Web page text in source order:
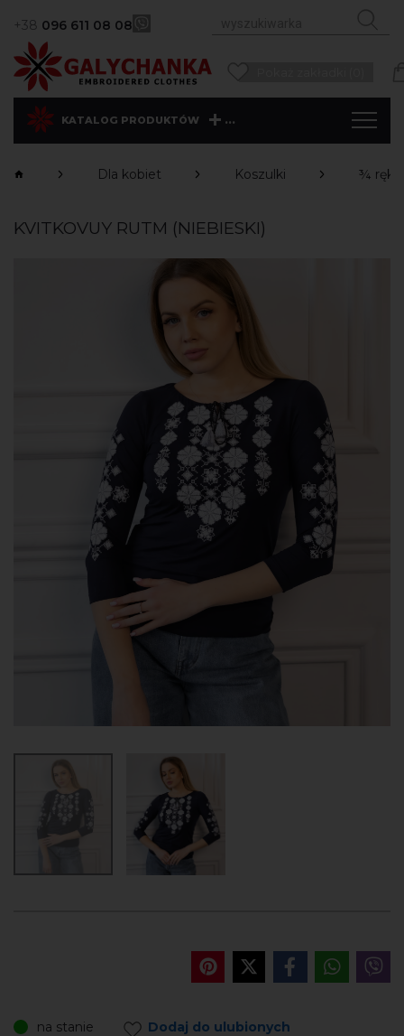
+38 096 611 08 08
KATALOG PRODUKTÓW ...
Dla kobiet Koszulki ¾
KVITKOVUY RUTM (NIEBIESKI)
na stanie Dodaj do ulubionych